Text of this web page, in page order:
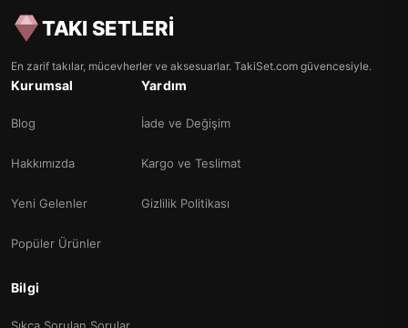
TAKI SETLERİ
En zarif takılar, mücevherler ve aksesuarlar. TakiSet.com güvencesiyle.
Kurumsal
Blog
Hakkımızda
Yeni Gelenler
Popüler Ürünler
Yardım
İade ve Değişim
Kargo ve Teslimat
Gizlilik Politikası
Bilgi